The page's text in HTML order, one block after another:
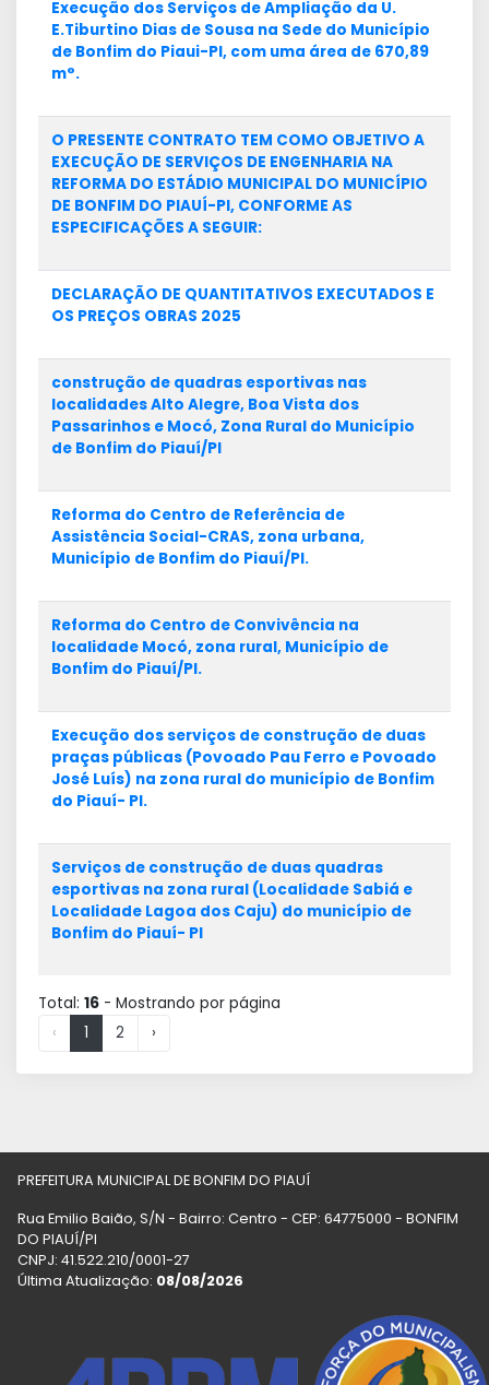
Execução dos Serviços de Ampliação da U.
E.Tiburtino Dias de Sousa na Sede do Município
de Bonfim do Piaui-Pl, com uma área de 670,89
m°.
O PRESENTE CONTRATO TEM COMO OBJETIVO A
EXECUÇÃO DE SERVIÇOS DE ENGENHARIA NA
REFORMA DO ESTÁDIO MUNICIPAL DO MUNICÍPIO
DE BONFIM DO PIAUÍ-PI, CONFORME AS
ESPECIFICAÇÕES A SEGUIR:
DECLARAÇÃO DE QUANTITATIVOS EXECUTADOS E
OS PREÇOS OBRAS 2025
construção de quadras esportivas nas
localidades Alto Alegre, Boa Vista dos
Passarinhos e Mocó, Zona Rural do Município
de Bonfim do Piauí/PI
Reforma do Centro de Referência de
Assistência Social-CRAS, zona urbana,
Município de Bonfim do Piauí/PI.
Reforma do Centro de Convivência na
localidade Mocó, zona rural, Município de
Bonfim do Piauí/PI.
Execução dos serviços de construção de duas
praças públicas (Povoado Pau Ferro e Povoado
José Luís) na zona rural do município de Bonfim
do Piauí- PI.
Serviços de construção de duas quadras
esportivas na zona rural (Localidade Sabiá e
Localidade Lagoa dos Caju) do município de
Bonfim do Piauí- PI
Total: 16 - Mostrando por página
‹
1 2 ›
PREFEITURA MUNICIPAL DE BONFIM DO PIAUÍ
Rua Emilio Baião, S/N - Bairro: Centro - CEP: 64775000 - BONFIM
DO PIAUÍ/PI
CNPJ: 41.522.210/0001-27
Última Atualização: 08/08/2026